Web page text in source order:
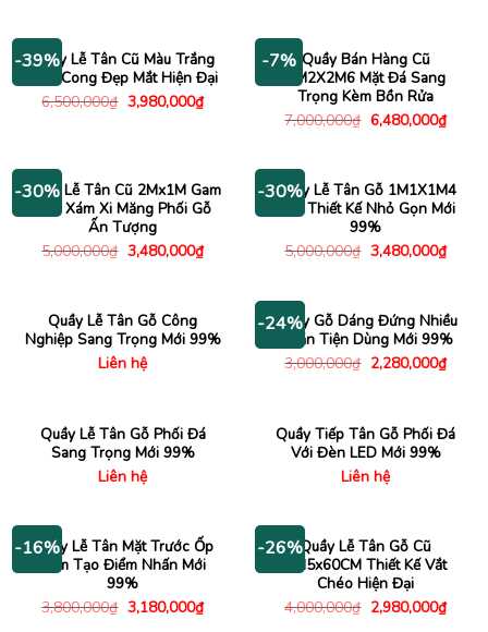
2,650,000₫.
-39%
Quầy Lễ Tân Cũ Màu Trắng
Uốn Cong Đẹp Mắt Hiện Đại
6,500,000₫ Giá
gốc
3,980,000₫Giá
hiện
-7% Quầy Bán Hàng Cũ
3M2X2M6 Mặt Đá Sang
Trọng Kèm Bồn Rửa
7,000,000₫ Giá
gốc
6,480,000₫Giá
hiện
-30%
Quầy Lễ Tân Cũ 2Mx1M Gam
Màu Xám Xi Măng Phối Gỗ
Ấn Tượng
5,000,000₫ Giá
gốc
3,480,000₫Giá
hiện
3,480,000₫.
-30%
Quầy Lễ Tân Gỗ 1M1X1M4
Nâu Thiết Kế Nhỏ Gọn Mới
99%
5,000,000₫ Giá
gốc
3,480,000₫Giá
hiện
Quầy Lễ Tân Gỗ Công
Nghiệp Sang Trọng Mới 99%
Liên hệ
-24%
Quầy Gỗ Dáng Đứng Nhiều
Ngăn Tiện Dùng Mới 99%
3,000,000₫ Giá
gốc
2,280,000₫Giá
hiện
Quầy Lễ Tân Gỗ Phối Đá
Sang Trọng Mới 99%
Liên hệ
Quầy Tiếp Tân Gỗ Phối Đá
Với Đèn LED Mới 99%
Liên hệ
-16%
Quầy Lễ Tân Mặt Trước Ốp
Xám Tạo Điểm Nhấn Mới
99%
3,800,000₫ Giá
gốc
3,180,000₫Giá
hiện
-26%Quầy Lễ Tân Gỗ Cũ
1M5x60CM Thiết Kế Vắt
Chéo Hiện Đại
4,000,000₫ Giá
gốc
2,980,000₫Giá
hiện